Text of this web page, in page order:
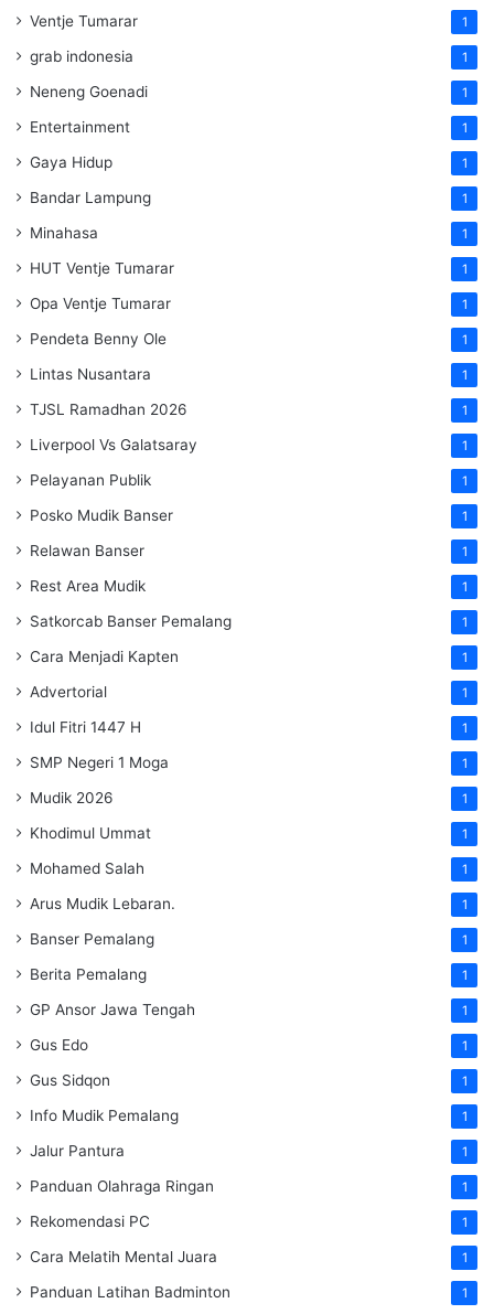
Ventje Tumarar 1
grab indonesia 1
Neneng Goenadi 1
Entertainment 1
Gaya Hidup 1
Bandar Lampung 1
Minahasa 1
HUT Ventje Tumarar 1
Opa Ventje Tumarar 1
Pendeta Benny Ole 1
Lintas Nusantara 1
TJSL Ramadhan 2026 1
Liverpool Vs Galatsaray 1
Pelayanan Publik 1
Posko Mudik Banser 1
Relawan Banser 1
Rest Area Mudik 1
Satkorcab Banser Pemalang 1
Cara Menjadi Kapten 1
Advertorial 1
Idul Fitri 1447 H 1
SMP Negeri 1 Moga 1
Mudik 2026 1
Khodimul Ummat 1
Mohamed Salah 1
Arus Mudik Lebaran. 1
Banser Pemalang 1
Berita Pemalang 1
GP Ansor Jawa Tengah 1
Gus Edo 1
Gus Sidqon 1
Info Mudik Pemalang 1
Jalur Pantura 1
Panduan Olahraga Ringan 1
Rekomendasi PC 1
Cara Melatih Mental Juara 1
Panduan Latihan Badminton 1